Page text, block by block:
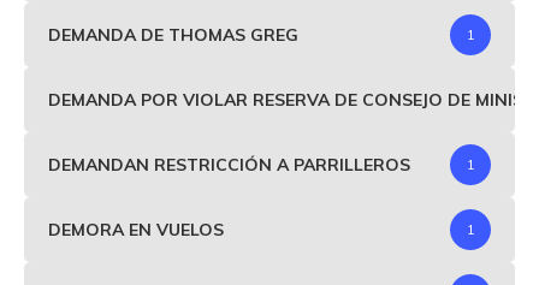
DEMANDA DE THOMAS GREG 1
DEMANDA POR VIOLAR RESERVA DE CONSEJO DE
DEMANDAN RESTRICCIÓN A PARRILLEROS 1
DEMORA EN VUELOS 1